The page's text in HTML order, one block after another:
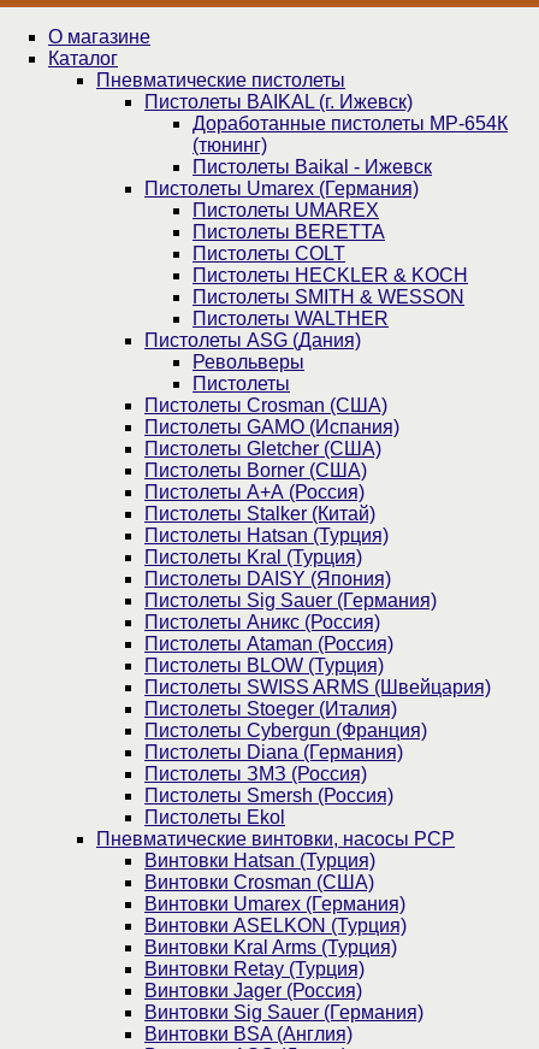
О магазине
Каталог
Пнев­ма­ти­чес­кие пистолеты
Пистолеты BAIKAL (г. Ижевск)
Доработанные пистолеты МР-654К
(тюнинг)
Пистолеты Baikal - Ижевск
Пистолеты Umarex (Германия)
Пистолеты UMAREX
Пистолеты BERETTA
Пистолеты COLT
Пистолеты HECKLER & KOCH
Пистолеты SMITH & WESSON
Пистолеты WALTHER
Пистолеты ASG (Дания)
Револьверы
Пистолеты
Пистолеты Crosman (США)
Пистолеты GAMO (Испания)
Пистолеты Gletcher (США)
Пистолеты Borner (США)
Пистолеты А+А (Россия)
Пистолеты Stalker (Китай)
Пистолеты Hatsan (Турция)
Пистолеты Kral (Турция)
Пистолеты DAISY (Япония)
Пистолеты Sig Sauer (Германия)
Пистолеты Аникс (Россия)
Пистолеты Ataman (Россия)
Пистолеты BLOW (Турция)
Пистолеты SWISS ARMS (Швейцария)
Пистолеты Stoeger (Италия)
Пистолеты Cybergun (Франция)
Пистолеты Diana (Германия)
Пистолеты ЗМЗ (Россия)
Пистолеты Smersh (Россия)
Пистолеты Ekol
Пневматические винтовки, насосы PCP
Винтовки Hatsan (Турция)
Винтовки Crosman (США)
Винтовки Umarex (Германия)
Винтовки ASELKON (Турция)
Винтовки Kral Arms (Турция)
Винтовки Retay (Турция)
Винтовки Jager (Россия)
Винтовки Sig Sauer (Германия)
Винтовки BSA (Англия)